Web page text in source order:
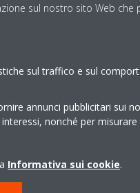
SAS
0817621264
sul nostro sito Web che
sul traffico e sul
annunci pubblicitari sui
nonché per
Informativa sui cookie.